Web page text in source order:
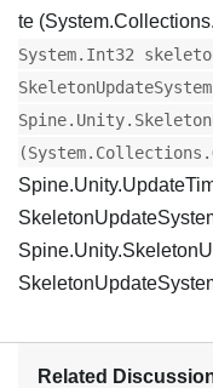
te
System.Int32
Related